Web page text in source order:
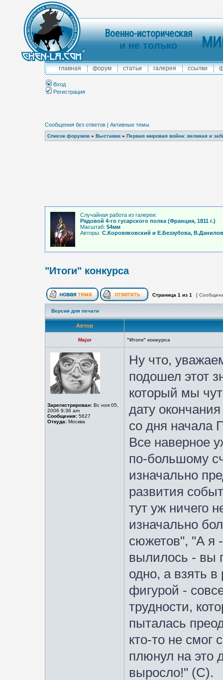
Военно-историческая
и не только
главная форум статьи галерея ссылки
Вход
Регистрация
Сообщения без ответов|Активные темы
Список форумов » Выставки » Первая мировая война: великая и
Случайная работа из галереи:
Рядовой 4-го гусарского полка (Франция, 1811 г.)
Масштаб: 54мм
Авторы: С.Коровяковский и Е.Беззубова, В.Данилов
"Итоги" конкурса
Страница1из1 [
Версия для печати
Автор
Major "Итоги" конкурса
Зарегистрирован: Вс ноя 05,
2006 9:36 am
Сообщения: 5627
Откуда: Москва
Ну что,
подошел этот
который мы
дату
со дня начала
Все наверное
по-большому
изначально
развития
тут уж ничего
изначально
сюжетов", "А я
вылилось - вы
одно, а взять
фигурой -
трудности,
пыталась
кто-то не смог
плюнул на это
выросло!" (С).